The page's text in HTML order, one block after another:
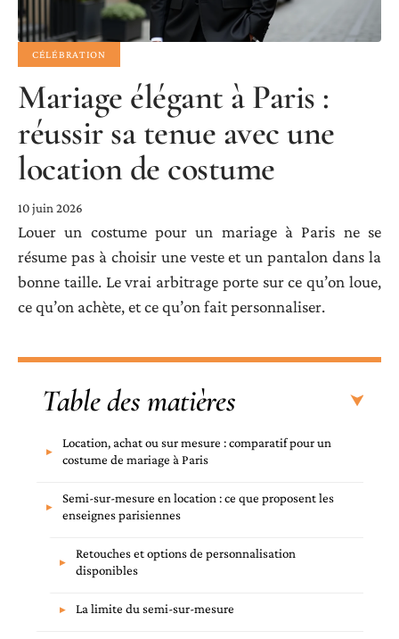
CÉLÉBRATION
Mariage élégant à Paris :
réussir sa tenue avec une
location de costume
10 juin 2026
Louer un costume pour un mariage à Paris ne se
résume pas à choisir une veste et un pantalon dans la
bonne taille. Le vrai arbitrage porte sur ce qu’on loue,
ce qu’on achète, et ce qu’on fait personnaliser.
Table des matières
Location, achat ou sur mesure : comparatif pour un
costume de mariage à Paris
Semi-sur-mesure en location : ce que proposent les
enseignes parisiennes
Retouches et options de personnalisation
disponibles
La limite du semi-sur-mesure